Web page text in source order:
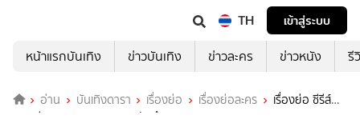
TH
เข้าสู่ระบบ
หน้าแรกบันเทิง
ข่าวบันเทิง ข่าวละคร ข่าวหนัง รี
อ่าน บันเทิงดารา เรื่องย่อ เรื่องย่อละคร
เรื่องย่อ ซีรีส์
เกาหลี One Ordinary Day วันถึงฆาต